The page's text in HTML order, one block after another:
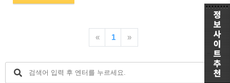
를 미연에 방지하고, 사고가 발생했을 경
자격증으로 발급하고 있습니다. 학교안
전지도사 취득방법취득 방법 * 시험: 한국
험은 객관식 형식으로 진행되며, 60점 이
« 1 »